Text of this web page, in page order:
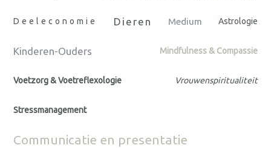
Deeleconomie Dieren Medium Astrologie
Kinderen-Ouders Mindfulness & Compassie
Voetzorg & Voetreflexologie Vrouwenspiritualiteit
Stressmanagement
Communicatie en presentatie